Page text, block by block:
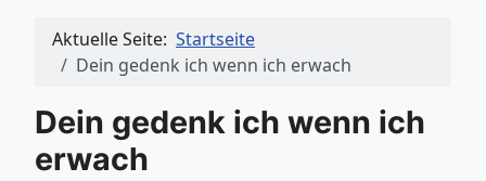
Aktuelle Seite: Startseite
Dein gedenk ich wenn ich erwach
Dein gedenk ich wenn ich
erwach